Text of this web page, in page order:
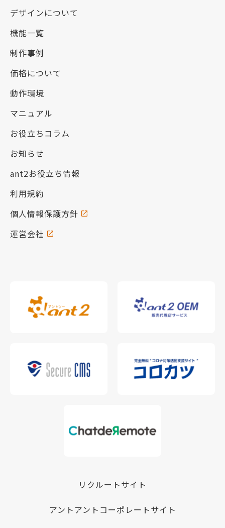
デザインについて
機能一覧
制作事例
価格について
動作環境
マニュアル
お役立ちコラム
お知らせ
ant2お役立ち情報
利用規約
個人情報保護方針
運営会社
リクルートサイト
アントアントコーポレートサイト